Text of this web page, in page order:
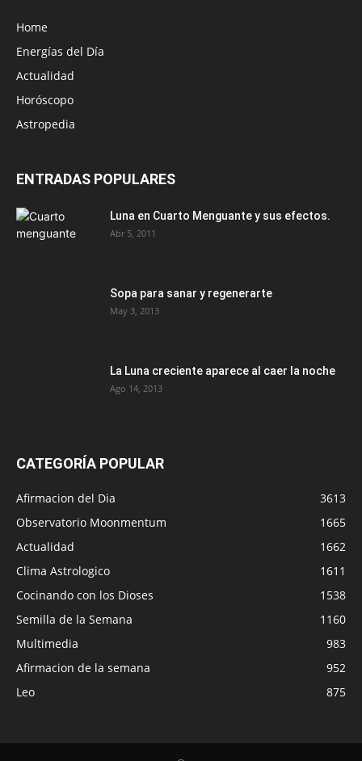
Home
Energías del Día
Actualidad
Horóscopo
Astropedia
ENTRADAS POPULARES
Luna en Cuarto Menguante y sus efectos.
Abr 5, 2011
Sopa para sanar y regenerarte
May 3, 2013
La Luna creciente aparece al caer la noche
Ago 14, 2013
CATEGORÍA POPULAR
Afirmacion del Dia
3613
Observatorio Moonmentum
1665
Actualidad
1662
Clima Astrologico
1611
Cocinando con los Dioses
1538
Semilla de la Semana
1160
Multimedia
983
Afirmacion de la semana
952
Leo
875